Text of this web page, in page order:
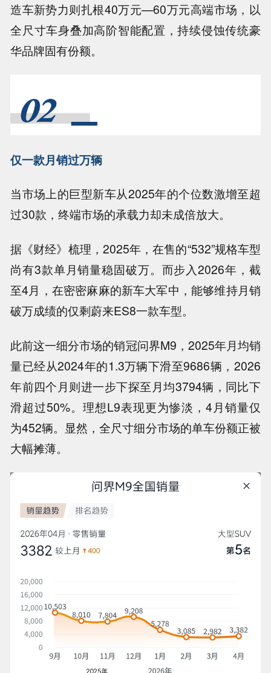
造车新势力则扎根40万元—60万元高端市场，以
全尺寸车身叠加高阶智能配置，持续侵蚀传统豪
华品牌固有份额。
仅一款月销过万辆
当市场上的巨型新车从2025年的个位数激增至超
过30款，终端市场的承载力却未成倍放大。
据《财经》梳理，2025年，在售的“532”规格车型
尚有3款单月销量稳固破万。而步入2026年，截
至4月，在密密麻麻的新车大军中，能够维持月销
破万成绩的仅剩蔚来ES8一款车型。
此前这一细分市场的销冠问界M9，2025年月均销
量已经从2024年的1.3万辆下滑至9686辆，2026
年前四个月则进一步下探至月均3794辆，同比下
滑超过50%。理想L9表现更为惨淡，4月销量仅
为452辆。显然，全尺寸细分市场的单车份额正被
大幅摊薄。